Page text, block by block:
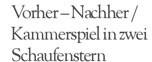
Vorher – Nachher /
Kammerspiel in zwei
Schaufenstern